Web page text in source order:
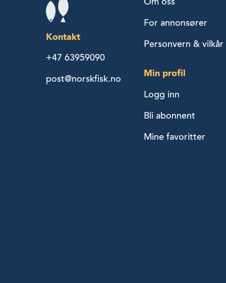
Kontakt
+47 63959090
post@norskfisk.no
For annonsører
Personvern & vilkår
Min profil
Logg inn
Bli abonnent
Mine favoritter